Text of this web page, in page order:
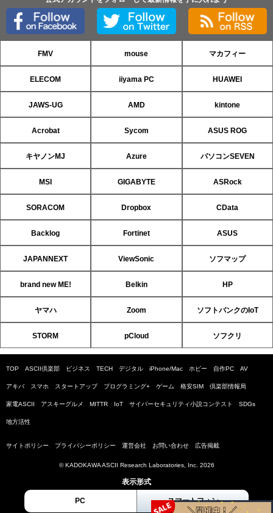
FMV mouse マカフィー
ELECOM iiyama PC HUAWEI
JAWS-UG AMD kintone
Acrobat Sycom ASUS ROG
キヤノンMJ Azure パソコンSEVEN
MSI GIGABYTE ASRock
SORACOM Dropbox CData
Backlog Fortinet ASUS
JAPANNEXT ViewSonic ソフマップ
brand new ME! Belkin HP
ヤマハ Zoom ソフトバンクのIoT
STORM pCloud ソフクリ
TOP ASCII倶楽部 ビジネス TECH デジタル iPhone/Mac ホビー 自作PC AV
アキバ スマホ スタートアップ プログラミング+ ゲーム 格安SIM 倶楽部情報局
家電ASCII アスキーグルメ MITTR IoT サイバーセキュリティ小説コンテスト SDGs
地方活性
サイトポリシー プライバシーポリシー 運営会社 お問い合わせ 広告掲載
© KADOKAWA ASCII Research Laboratories, Inc. 2026
表示形式
PC スマートフォン